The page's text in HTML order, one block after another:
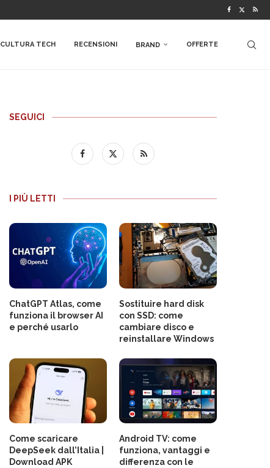
CULTURA TECH RECENSIONI BRAND OFFERTE
SEGUICI
I PIÙ LETTI
ChatGPT Atlas, come
funziona il browser AI
e perché usarlo
Sostituire hard disk
con SSD: come
cambiare disco e
reinstallare Windows
Come scaricare
DeepSeek dall’Italia |
Download APK
Android TV: come
funziona, vantaggi e
differenza con le